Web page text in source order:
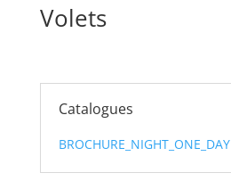
Volets
Catalogues
BROCHURE_NIGHT_ONE_DAY